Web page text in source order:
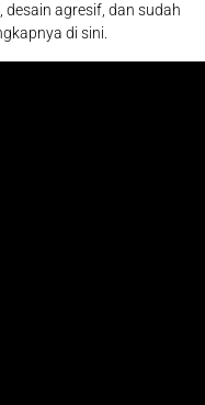
desain agresif, dan sudah
di sini.